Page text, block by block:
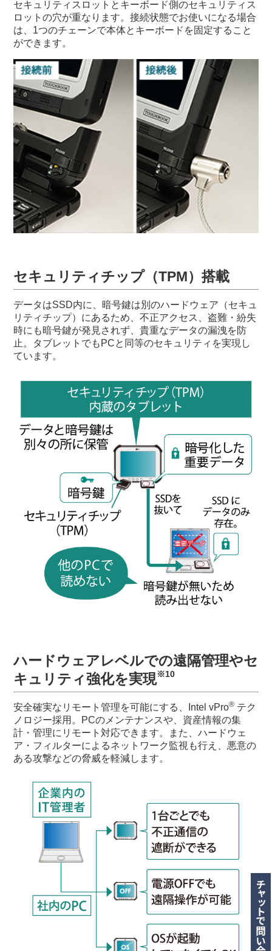
セキュリティスロットとキーボード側のセキュリティス
ロットの穴が重なります。接続状態でお使いになる場合
は、1つのチェーンで本体とキーボードを固定すること
ができます。
セキュリティチップ（TPM）搭載
データはSSD内に、暗号鍵は別のハードウェア（セキュ
リティチップ）にあるため、不正アクセス、盗難・紛失
時にも暗号鍵が発見されず、貴重なデータの漏洩を防
止。タブレットでもPCと同等のセキュリティを実現し
ています。
ハードウェアレベルでの遠隔管理やセ
キュリティ強化を実現※10
安全確実なリモート管理を可能にする、Intel vPro® テク
ノロジー採用。PCのメンテナンスや、資産情報の集
計・管理にリモート対応できます。また、ハードウェ
ア・フィルターによるネットワーク監視も行え、悪意の
ある攻撃などの脅威を軽減します。